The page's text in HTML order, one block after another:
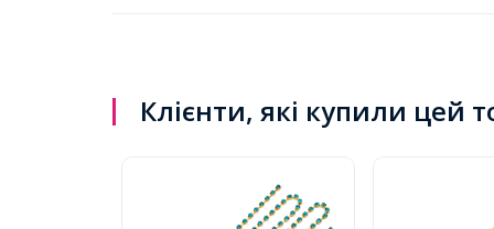
Клієнти, які купили цей